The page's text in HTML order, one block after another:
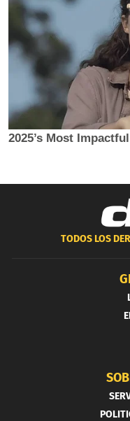
TODOS LOS